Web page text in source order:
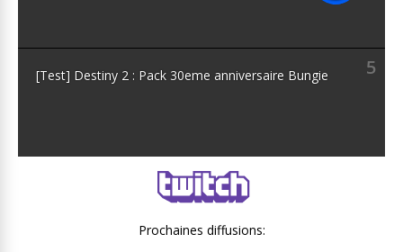
5
[Test] Destiny 2 : Pack 30eme anniversaire Bungie
Prochaines diffusions: